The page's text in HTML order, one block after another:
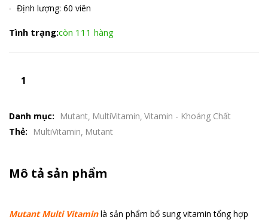
Định lượng: 60 viên
Tình trạng:còn 111 hàng
Danh mục: Mutant MultiVitamin Vitamin - Khoáng Chất
Thẻ:
MultiVitamin Mutant
Mô tả sản phẩm
Mutant Multi Vitaminlà sản phẩm bổ sung vitamin tổng hợp